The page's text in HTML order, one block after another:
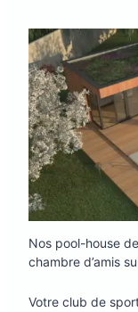
Nos pool-house
chambre d’amis
Votre club de